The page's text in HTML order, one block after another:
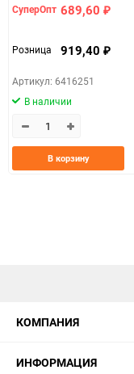
СуперОпт 689,60 ₽
Розница 919,40 ₽
Артикул: 6416251
В наличии
В корзину
КОМПАНИЯ
ИНФОРМАЦИЯ